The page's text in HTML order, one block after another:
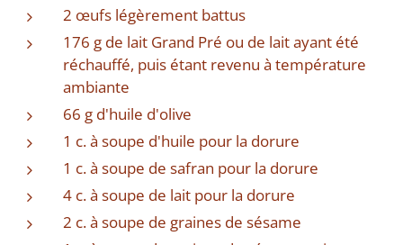
2 œufs légèrement battus
176 g de lait Grand Pré ou de lait ayant été
réchauffé, puis étant revenu à température
ambiante
66 g d'huile d'olive
1 c. à soupe d'huile pour la dorure
1 c. à soupe de safran pour la dorure
4 c. à soupe de lait pour la dorure
2 c. à soupe de graines de sésame